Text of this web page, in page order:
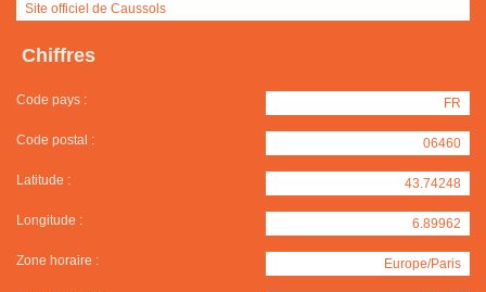
Site officiel de Caussols
Chiffres
Code pays : FR
Code postal : 06460
Latitude : 43.74248
Longitude : 6.89962
Zone horaire : Europe/Paris